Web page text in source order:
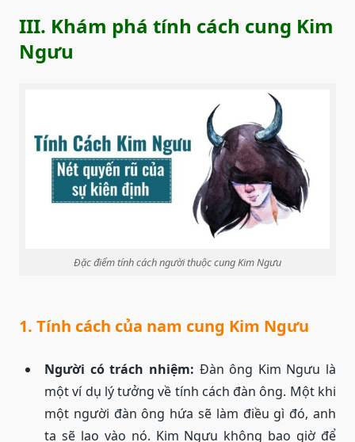
III. Khám phá tính cách cung Kim
Ngưu
Đặc điểm tính cách người thuộc cung Kim Ngưu
1. Tính cách của nam cung Kim Ngưu
Người có trách nhiệm: Đàn ông Kim Ngưu là
một ví dụ lý tưởng về tính cách đàn ông. Một khi
một người đàn ông hứa sẽ làm điều gì đó, anh
ta sẽ lao vào nó. Kim Ngưu không bao giờ để